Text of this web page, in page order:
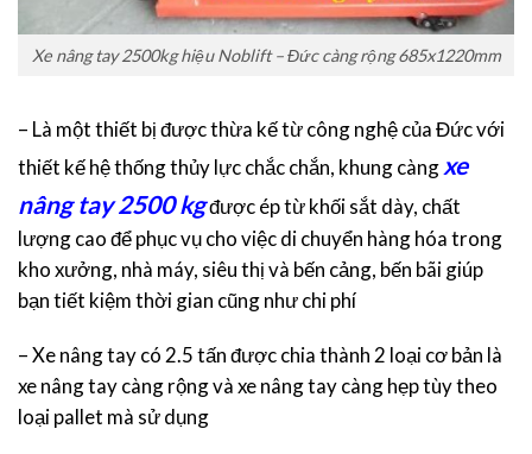
Xe nâng tay 2500kg hiệu Noblift – Đức càng rộng 685x1220mm
– Là một thiết bị được thừa kế từ công nghệ của Đức với
thiết kế hệ thống thủy lực chắc chắn, khung càng xe
nâng tay 2500 kgđược ép từ khối sắt dày, chất
lượng cao để phục vụ cho việc di chuyển hàng hóa trong
kho xưởng, nhà máy, siêu thị và bến cảng, bến bãi giúp
bạn tiết kiệm thời gian cũng như chi phí
– Xe nâng tay có 2.5 tấn được chia thành 2 loại cơ bản là
xe nâng tay càng rộng và xe nâng tay càng hẹp tùy theo
loại pallet mà sử dụng